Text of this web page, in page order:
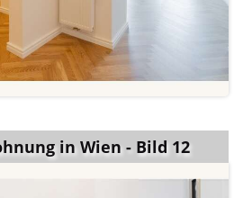
in Wien - Bild 12